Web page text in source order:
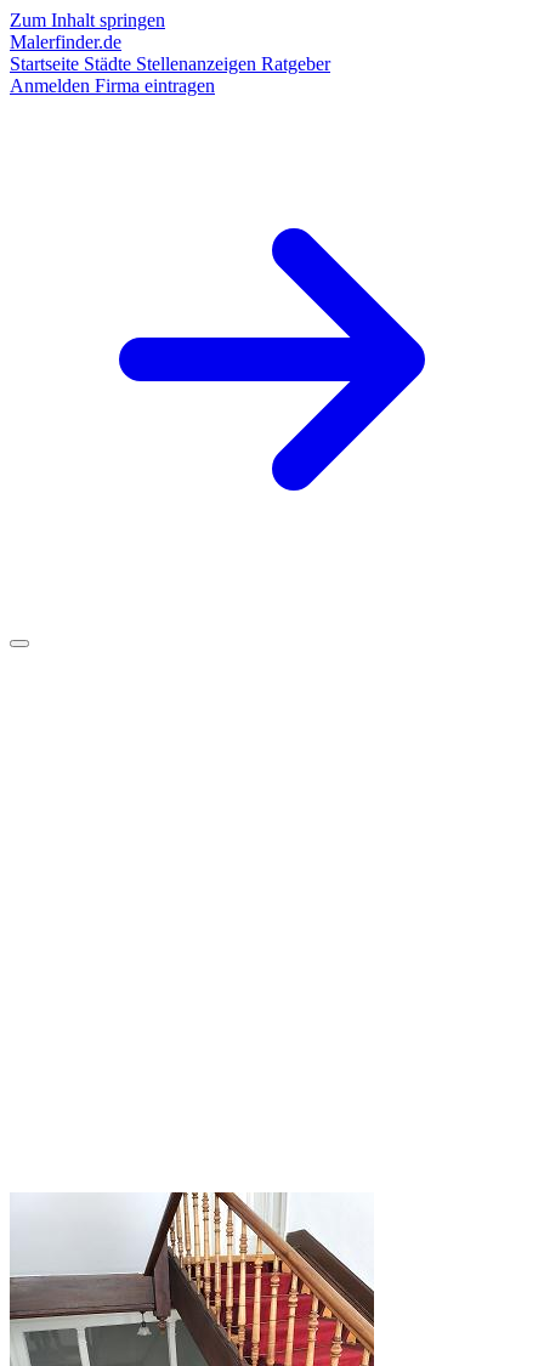
Zum Inhalt springen
Malerfinder.de
Startseite Städte Stellenanzeigen Ratgeber
Anmelden Firma eintragen